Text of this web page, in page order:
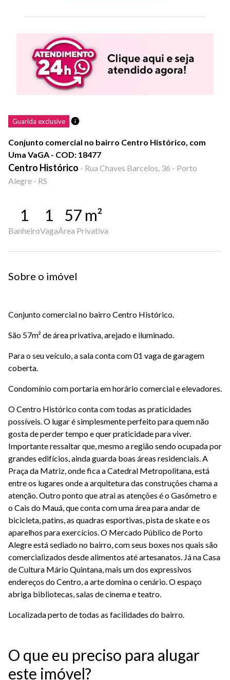
Guarida exclusive
Conjunto comercial no bairro Centro Histórico, com
Uma VaGA - COD: 18477
Centro Histórico - Rua Chaves Barcelos, 36 - Porto
Alegre - RS
1
Banheiro
1
Vaga
57 m²
Área Privativa
Sobre o imóvel
Conjunto comercial no bairro Centro Histórico.
São 57m² de área privativa, arejado e iluminado.
Para o seu veículo, a sala conta com 01 vaga de garagem
coberta.
Condomínio com portaria em horário comercial e elevadores.
O Centro Histórico conta com todas as praticidades
possíveis. O lugar é simplesmente perfeito para quem não
gosta de perder tempo e quer praticidade para viver.
Importante ressaltar que, mesmo a região sendo ocupada por
grandes edifícios, ainda guarda boas áreas residenciais. A
Praça da Matriz, onde fica a Catedral Metropolitana, está
entre os lugares onde a arquitetura das construções chama a
atenção. Outro ponto que atrai as atenções é o Gasômetro e
o Cais do Mauá, que conta com uma área para andar de
bicicleta, patins, as quadras esportivas, pista de skate e os
aparelhos para exercícios. O Mercado Público de Porto
Alegre está sediado no bairro, com seus boxes nos quais são
comercializados desde alimentos até artesanatos. Já na Casa
de Cultura Mário Quintana, mais um dos expressivos
endereços do Centro, a arte domina o cenário. O espaço
abriga bibliotecas, salas de cinema e teatro.
Localizada perto de todas as facilidades do bairro.
O que eu preciso para alugar
este imóvel?